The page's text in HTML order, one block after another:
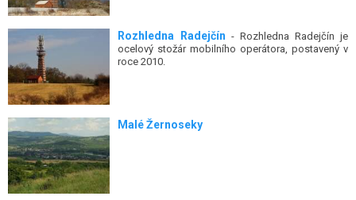
Rozhledna Radejčín - Rozhledna Radejčín je
ocelový stožár mobilního operátora, postavený v
roce 2010.
Malé Žernoseky